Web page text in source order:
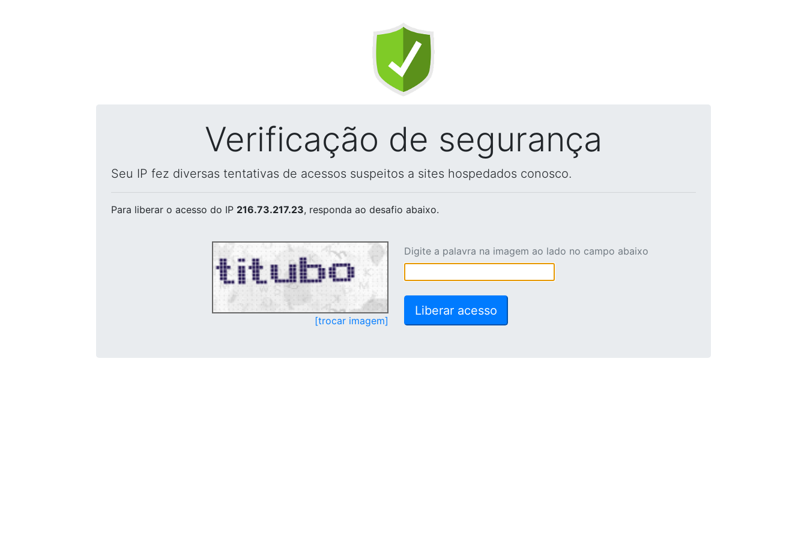
Verificação de segurança
Seu IP fez diversas tentativas de acessos suspeitos a sites hospedados conosco.
Para liberar o acesso do IP 216.73.217.23, responda ao desafio abaixo.
[trocar imagem]
Digite a palavra na imagem ao lado no campo abaixo